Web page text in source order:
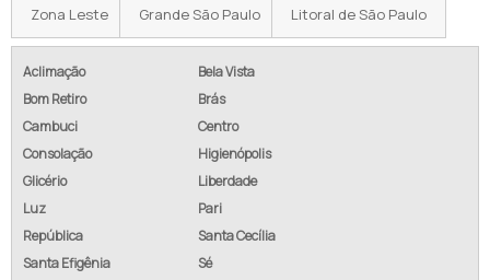
Zona Leste Grande São Paulo Litoral de São Paulo
Aclimação
Bela Vista
Bom Retiro
Brás
Cambuci
Centro
Consolação
Higienópolis
Glicério
Liberdade
Luz
Pari
República
Santa Cecília
Santa Efigênia
Sé